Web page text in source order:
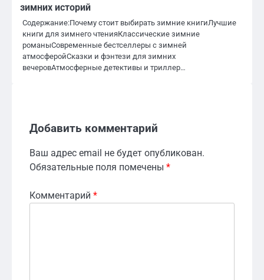
зимних историй
Содержание:Почему стоит выбирать зимние книгиЛучшие
книги для зимнего чтенияКлассические зимние
романыСовременные бестселлеры с зимней
атмосферойСказки и фэнтези для зимних
вечеровАтмосферные детективы и триллер…
Добавить комментарий
Ваш адрес email не будет опубликован.
Обязательные поля помечены *
Комментарий *